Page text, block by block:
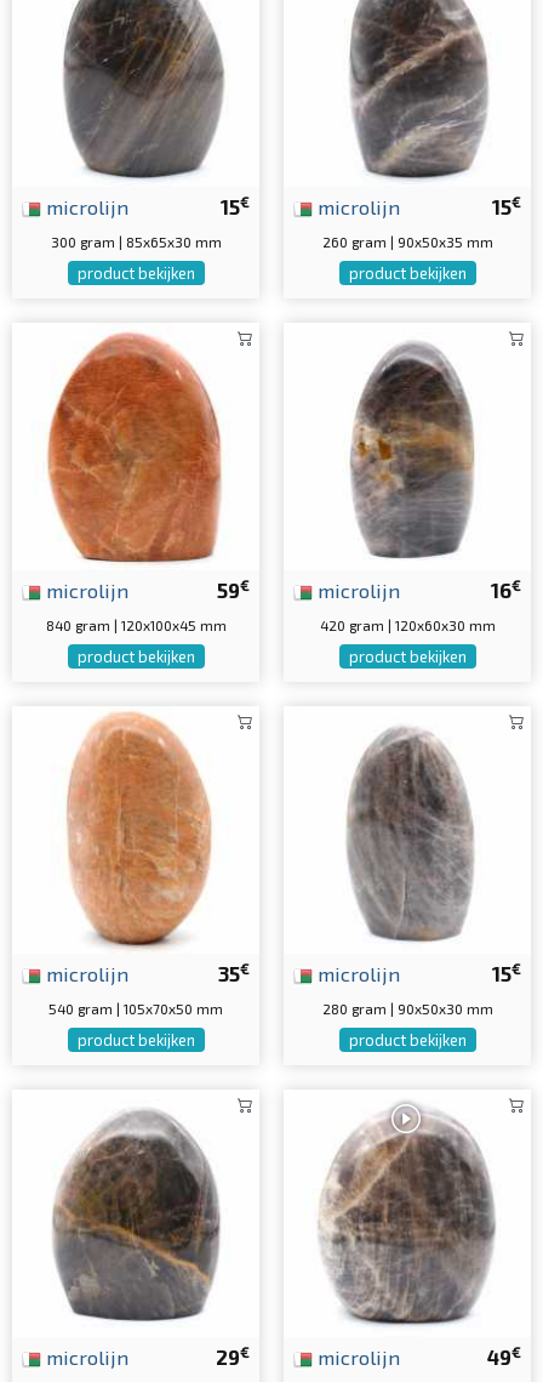
15€
microlijn
300 gram | 85x65x30 mm
product bekijken
15€
microlijn
260 gram | 90x50x35 mm
product bekijken
59€
microlijn
840 gram | 120x100x45 mm
product bekijken
16€
microlijn
420 gram | 120x60x30 mm
product bekijken
35€
microlijn
540 gram | 105x70x50 mm
product bekijken
15€
microlijn
280 gram | 90x50x30 mm
product bekijken
29€
microlijn 49€
microlijn